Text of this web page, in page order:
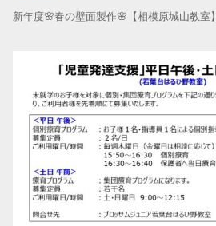
新年度🌸春の壁面製作🌸【相模原城山教室】